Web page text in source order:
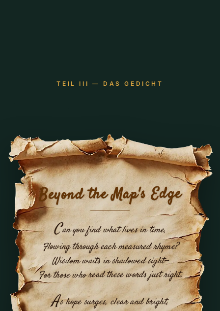
TEIL III — DAS GEDICHT
Beyond the Map's Edge
Can you find what lives in time,
Flowing through each measured rhyme?
Wisdom waits in shadowed sight—
For those who read these words just right.
As hope surges, clear and bright,